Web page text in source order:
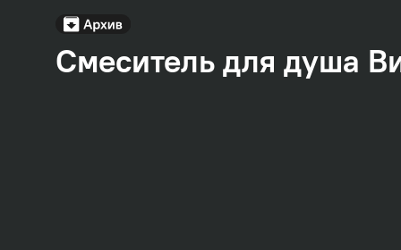
Смеситель для душа